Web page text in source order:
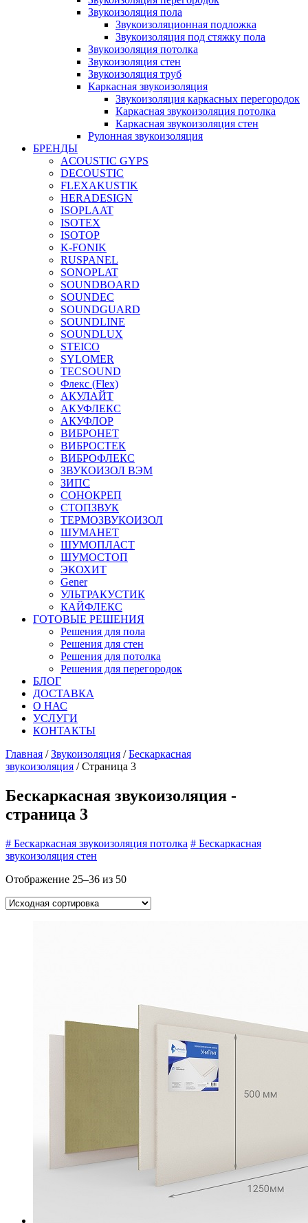
Звукоизоляция пола
Звукоизоляционная подложка
Звукоизоляция под стяжку пола
Звукоизоляция потолка
Звукоизоляция стен
Звукоизоляция труб
Каркасная звукоизоляция
Звукоизоляция каркасных перегородок
Каркасная звукоизоляция потолка
Каркасная звукоизоляция стен
Рулонная звукоизоляция
БРЕНДЫ
ACOUSTIC GYPS
DECOUSTIC
FLEXAKUSTIK
HERADESIGN
ISOPLAAT
ISOTEX
ISOTOP
K-FONIK
RUSPANEL
SONOPLAT
SOUNDBOARD
SOUNDEC
SOUNDGUARD
SOUNDLINE
SOUNDLUX
STEICO
SYLOMER
TECSOUND
Флекс (Flex)
АКУЛАЙТ
АКУФЛЕКС
АКУФЛОР
ВИБРОНЕТ
ВИБРОСТЕК
ВИБРОФЛЕКС
ЗВУКОИЗОЛ ВЭМ
ЗИПС
СОНОКРЕП
СТОПЗВУК
ТЕРМОЗВУКОИЗОЛ
ШУМАНЕТ
ШУМОПЛАСТ
ШУМОСТОП
ЭКОХИТ
Gener
УЛЬТРАКУСТИК
КАЙФЛЕКС
ГОТОВЫЕ РЕШЕНИЯ
Решения для пола
Решения для стен
Решения для потолка
Решения для перегородок
БЛОГ
ДОСТАВКА
О НАС
УСЛУГИ
КОНТАКТЫ
Главная /Звукоизоляция /Бескаркасная
звукоизоляция / Страница 3
Бескаркасная звукоизоляция -
страница 3
# Бескаркасная звукоизоляция потолка # Бескаркасная
звукоизоляция стен
Отображение 25–36 из 50